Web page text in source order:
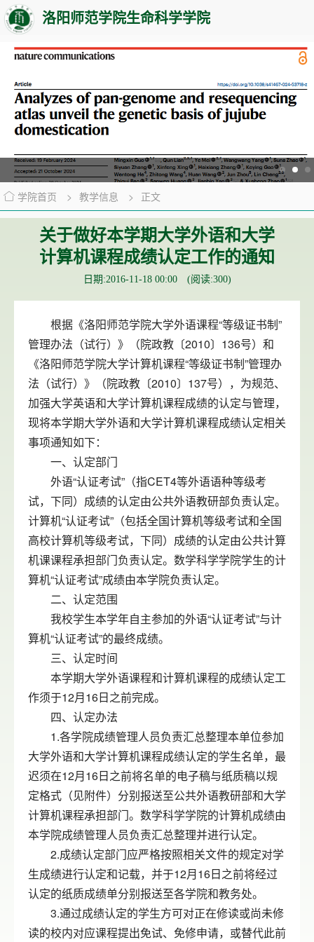
洛阳师范学院生命科学学院
学院首页 > 教学信息 > 正文
关于做好本学期大学外语和大学
计算机课程成绩认定工作的通知
日期:2016-11-18 00:00 (阅读:300)
根据《洛阳师范学院大学外语课程“等级证书制”
管理办法（试行）》（院政教〔2010〕136号）和
《洛阳师范学院大学计算机课程“等级证书制”管理办
法（试行）》（院政教〔2010〕137号），为规范、
加强大学英语和大学计算机课程成绩的认定与管理，
现将本学期大学外语和大学计算机课程成绩认定相关
事项通知如下：
一、认定部门
外语“认证考试”（指CET4等外语语种等级考
试，下同）成绩的认定由公共外语教研部负责认定。
计算机“认证考试”（包括全国计算机等级考试和全国
高校计算机等级考试，下同）成绩的认定由公共计算
机课课程承担部门负责认定。数学科学学院学生的计
算机“认证考试”成绩由本学院负责认定。
二、认定范围
我校学生本学年自主参加的外语“认证考试”与计
算机“认证考试”的最终成绩。
三、认定时间
本学期大学外语课程和计算机课程的成绩认定工
作须于12月16日之前完成。
四、认定办法
1.各学院成绩管理人员负责汇总整理本单位参加
大学外语和大学计算机课程成绩认定的学生名单，最
迟须在12月16日之前将名单的电子稿与纸质稿以规
定格式（见附件）分别报送至公共外语教研部和大学
计算机课程承担部门。数学科学学院的计算机成绩由
本学院成绩管理人员负责汇总整理并进行认定。
2.成绩认定部门应严格按照相关文件的规定对学
生成绩进行认定和记载，并于12月16日之前将经过
认定的纸质成绩单分别报送至各学院和教务处。
3.通过成绩认定的学生方可对正在修读或尚未修
读的校内对应课程提出免试、免修申请，或替代此前